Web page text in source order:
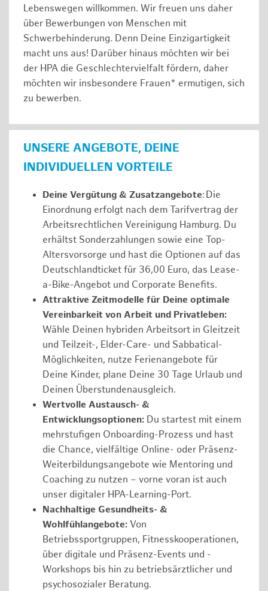
Lebenswegen willkommen. Wir freuen uns daher
über Bewerbungen von Menschen mit
Schwerbehinderung. Denn Deine Einzigartigkeit
macht uns aus! Darüber hinaus möchten wir bei
der HPA die Geschlechtervielfalt fördern, daher
möchten wir insbesondere Frauen* ermutigen, sich
zu bewerben.
UNSERE ANGEBOTE, DEINE
INDIVIDUELLEN VORTEILE
Deine Vergütung & Zusatzangebote: Die
Einordnung erfolgt nach dem Tarifvertrag der
Arbeitsrechtlichen Vereinigung Hamburg. Du
erhältst Sonderzahlungen sowie eine Top-
Altersvorsorge und hast die Optionen auf das
Deutschlandticket für 36,00 Euro, das Lease-
a-Bike-Angebot und Corporate Benefits.
Attraktive Zeitmodelle für Deine optimale
Vereinbarkeit von Arbeit und Privatleben:
Wähle Deinen hybriden Arbeitsort in Gleitzeit
und Teilzeit-, Elder-Care- und Sabbatical-
Möglichkeiten, nutze Ferienangebote für
Deine Kinder, plane Deine 30 Tage Urlaub und
Deinen Überstundenausgleich.
Wertvolle Austausch- &
Entwicklungsoptionen: Du startest mit einem
mehrstufigen Onboarding-Prozess und hast
die Chance, vielfältige Online- oder Präsenz-
Weiterbildungsangebote wie Mentoring und
Coaching zu nutzen – vorne voran ist auch
unser digitaler HPA-Learning-Port.
Nachhaltige Gesundheits- &
Wohlfühlangebote: Von
Betriebssportgruppen, Fitnesskooperationen,
über digitale und Präsenz-Events und -
Workshops bis hin zu betriebsärztlicher und
psychosozialer Beratung.